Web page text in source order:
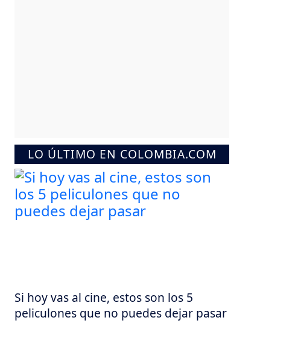
LO ÚLTIMO EN COLOMBIA.COM
Si hoy vas al cine, estos son los 5
peliculones que no puedes dejar pasar